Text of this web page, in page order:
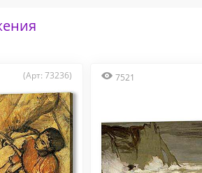
(Арт: 73236) 7521